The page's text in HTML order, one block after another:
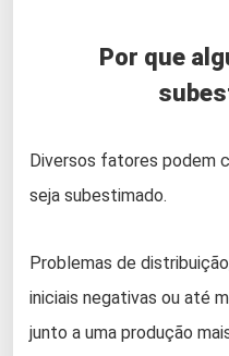
Por que
Diversos fatores podem
seja subestimado.
Problemas de
iniciais negativas ou até
junto a uma produção